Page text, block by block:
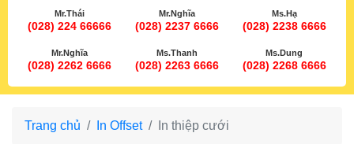
Mr.Thái
(028) 224 66666
Mr.Nghĩa
(028) 2237 6666
Ms.Hạ
(028) 2238 6666
Mr.Nghĩa
(028) 2262 6666
Ms.Thanh
(028) 2263 6666
Ms.Dung
(028) 2268 6666
Trang chủ In Offset In thiệp cưới